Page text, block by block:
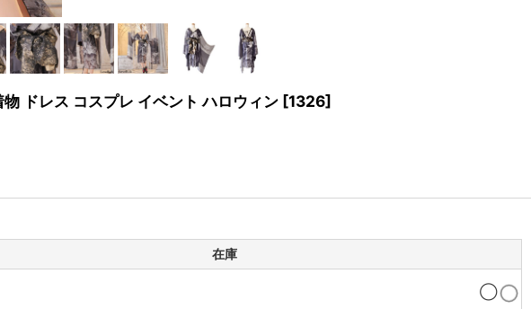
ドレス コスプレ イベント ハロウィン [1326]
在庫
◯